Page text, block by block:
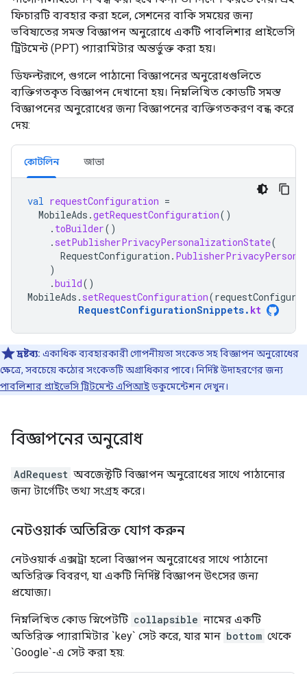
ফিচারটি ব্যবহার করা হলে, সেশনের বাকি সময়ের জন্য
ভবিষ্যতের সমস্ত বিজ্ঞাপন অনুরোধে একটি পাবলিশার প্রাইভেসি
ট্রিটমেন্ট (PPT) প্যারামিটার অন্তর্ভুক্ত করা হয়।
ডিফল্টরূপে, গুগলে পাঠানো বিজ্ঞাপনের অনুরোধগুলিতে
ব্যক্তিগতকৃত বিজ্ঞাপন দেখানো হয়। নিম্নলিখিত কোডটি সমস্ত
বিজ্ঞাপনের অনুরোধের জন্য বিজ্ঞাপনের ব্যক্তিগতকরণ বন্ধ করে
দেয়:
কোটলিন জাভা
val requestConfiguration =
MobileAds .getRequestConfiguration()
. toBuilder()
. setPublisherPrivacyPersonalizationState(
RequestConfiguration .
)
.build()
MobileAds . setRequestConfiguration(
RequestConfigurationSnippets. kt
দ্রষ্টব্য: একাধিক ব্যবহারকারী গোপনীয়তা সংকেত সহ বিজ্ঞাপন অনুরোধের
ক্ষেত্রে, সবচেয়ে কঠোর সংকেতটি অগ্রাধিকার পাবে। নির্দিষ্ট উদাহরণের জন্য
পাবলিশার প্রাইভেসি ট্রিটমেন্ট এপিআইডকুমেন্টেশন দেখুন।
বিজ্ঞাপনের অনুরোধ
AdRequest অবজেক্টটি বিজ্ঞাপন অনুরোধের সাথে পাঠানোর
জন্য টার্গেটিং তথ্য সংগ্রহ করে।
নেটওয়ার্ক অতিরিক্ত যোগ করুন
নেটওয়ার্ক এক্সট্রা হলো বিজ্ঞাপন অনুরোধের সাথে পাঠানো
অতিরিক্ত বিবরণ, যা একটি নির্দিষ্ট বিজ্ঞাপন উৎসের জন্য
প্রযোজ্য।
নিম্নলিখিত কোড স্নিপেটটি collapsible নামের একটি
অতিরিক্ত প্যারামিটার `key` সেট করে, যার মান bottom থেকে
`Google`-এ সেট করা হয়: